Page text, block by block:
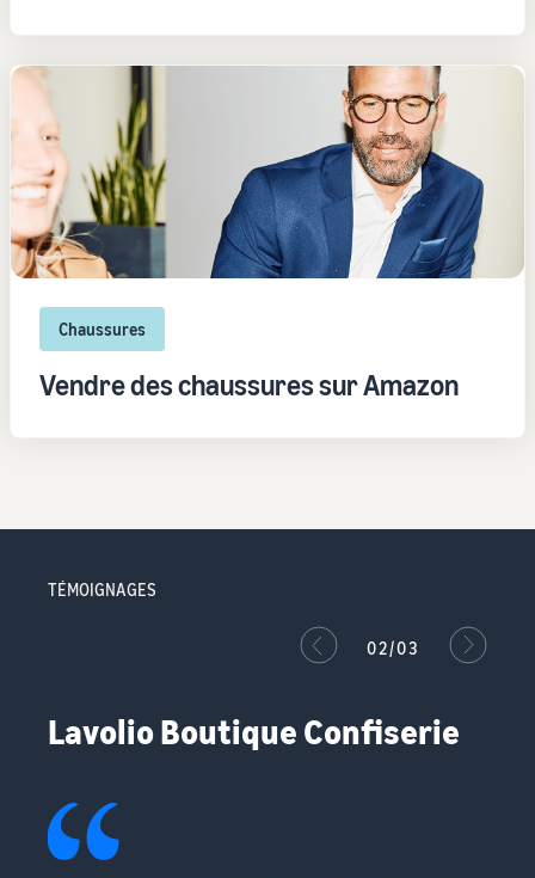
Chaussures
Vendre des chaussures sur Amazon
TÉMOIGNAGES
02/03
Lavolio Boutique Confiserie